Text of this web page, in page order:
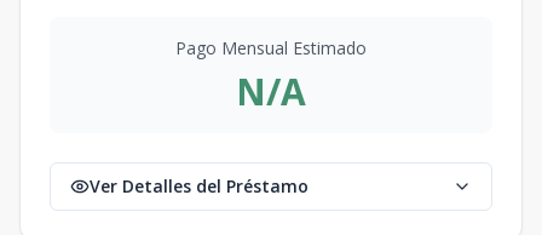
Pago Mensual Estimado
N/A
Ver Detalles del Préstamo